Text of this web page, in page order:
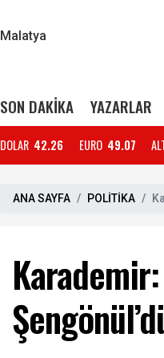
Malatya
SON DAKİKA YAZARLAR
DOLAR 42.26 EURO 49.07
ANA SAYFA POLİTİKA